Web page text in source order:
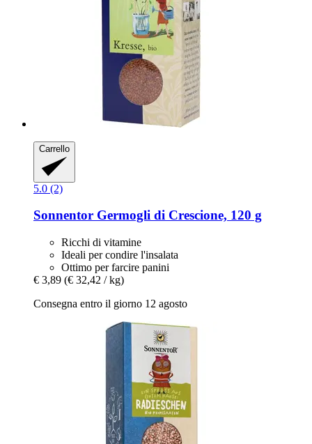
Carrello
5.0 (2)
Sonnentor Germogli di Crescione, 120 g
Ricchi di vitamine
Ideali per condire l'insalata
Ottimo per farcire panini
€ 3,89 (€ 32,42 / kg)
Consegna entro il giorno 12 agosto